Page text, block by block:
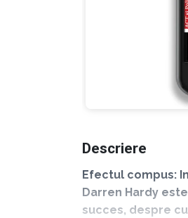
Descriere
Efectul compus:
Darren Hardy
succes, despre